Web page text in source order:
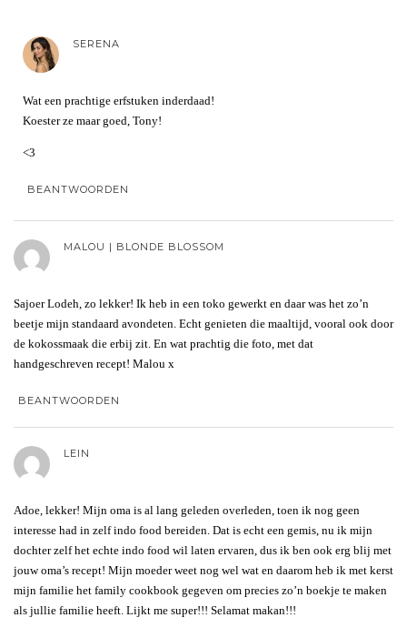
SERENA
Wat een prachtige erfstuken inderdaad!
Koester ze maar goed, Tony!
<3
BEANTWOORDEN
MALOU | BLONDE BLOSSOM
Sajoer Lodeh, zo lekker! Ik heb in een toko gewerkt en daar was het zo’n
beetje mijn standaard avondeten. Echt genieten die maaltijd, vooral ook door
de kokossmaak die erbij zit. En wat prachtig die foto, met dat
handgeschreven recept! Malou x
BEANTWOORDEN
LEIN
Adoe, lekker! Mijn oma is al lang geleden overleden, toen ik nog geen
interesse had in zelf indo food bereiden. Dat is echt een gemis, nu ik mijn
dochter zelf het echte indo food wil laten ervaren, dus ik ben ook erg blij met
jouw oma’s recept! Mijn moeder weet nog wel wat en daarom heb ik met kerst
mijn familie het family cookbook gegeven om precies zo’n boekje te maken
als jullie familie heeft. Lijkt me super!!! Selamat makan!!!